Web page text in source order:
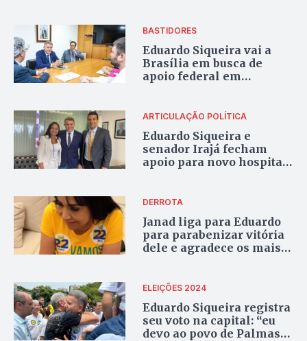
BASTIDORES
Eduardo Siqueira vai a
Brasília em busca de
apoio federal em
ARTICULAÇÃO POLÍTICA
Eduardo Siqueira e
senador Irajá fecham
apoio para novo hospital
DERROTA
Janad liga para Eduardo
para parabenizar vitória
dele e agradece os mais
ELEIÇÕES 2024
Eduardo Siqueira registra
seu voto na capital: “eu
devo ao povo de Palmas